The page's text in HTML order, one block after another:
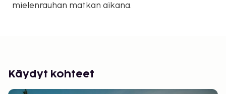
mielenrauhan matkan aikana.
Käydyt kohteet